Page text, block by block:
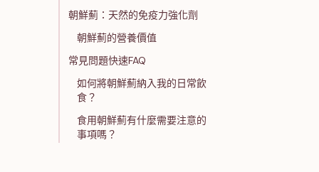
朝鮮薊：天然的免疫力強化劑
朝鮮薊的營養價值
常見問題快速FAQ
如何將朝鮮薊納入我的日常飲
食？
食用朝鮮薊有什麼需要注意的
事項嗎？